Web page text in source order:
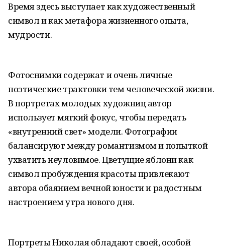
Время здесь выступает как художественный
символ и как метафора жизненного опыта,
мудрости.
Фотоснимки содержат и очень личные
поэтические трактовки тем человеческой жизни.
В портретах молодых художниц автор
использует мягкий фокус, чтобы передать
«внутренний свет» модели. Фотографии
балансируют между романтизмом и попыткой
ухватить неуловимое. Цветущие яблони как
символ пробуждения красоты привлекают
автора обаянием вечной юности и радостным
настроением утра нового дня.
Портреты Николая обладают своей, особой